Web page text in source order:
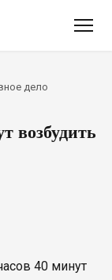
дело
возбудить
40 минут